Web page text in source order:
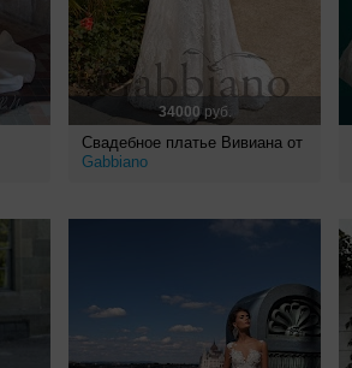
34000руб.
Свадебное платье Вивиана от
Gabbiano